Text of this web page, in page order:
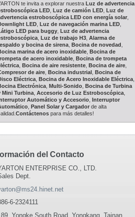
te invita a explorar nuestra Luz de advertencia
LED, Luz de camión LED, Luz de
estroboscópica LED con energía solar,
LED, Luz de navegación marina LED,
LED para buggy, Luz de advertencia
, Luz de trabajo H3, Alarma de
y bocina de sirena, Bocina de novedad ,
marina de acero inoxidable, Bocina de
de acero inoxidable, Bocina de trompeta
, Bocina de aire resistente, Bocina de aire,
de aire, Bocina industrial , Bocina de
Eléctrica, Bocina de Acero Inoxidable Eléctrica,
Electrónica, Multi-Sonido, Bocina de Turbina
Mini Turbina, Accesorio de Luz Estroboscópica,
Automático y Accesorio, Interruptor
, Panel Solar y Cargador de alta
Contáctenos para más detalles!
del Contacto
ENTERPRISE CO., LTD.
Dept.
6-2324111
Yongke South Road, Yongkang, Tainan